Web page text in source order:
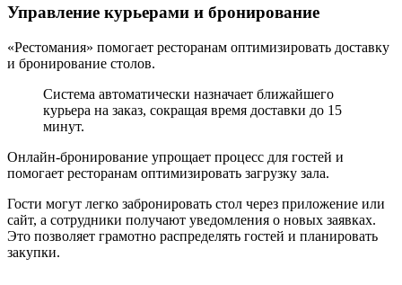
Управление курьерами и бронирование
«Рестомания» помогает ресторанам оптимизировать доставку
и бронирование столов.
Система автоматически назначает ближайшего
курьера на заказ, сокращая время доставки до 15
минут.
Онлайн-бронирование упрощает процесс для гостей и
помогает ресторанам оптимизировать загрузку зала.
Гости могут легко забронировать стол через приложение или
сайт, а сотрудники получают уведомления о новых заявках.
Это позволяет грамотно распределять гостей и планировать
закупки.